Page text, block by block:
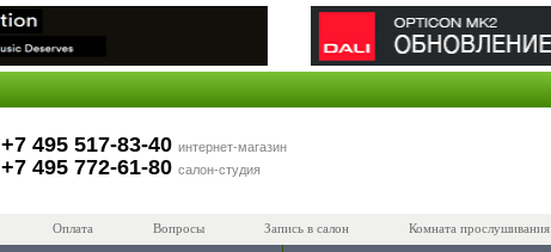
+7 495 517-83-40 интернет-магазин
+7 495 772-61-80 салон-студия
Оплата Вопросы Запись в салон Комната прослушивания